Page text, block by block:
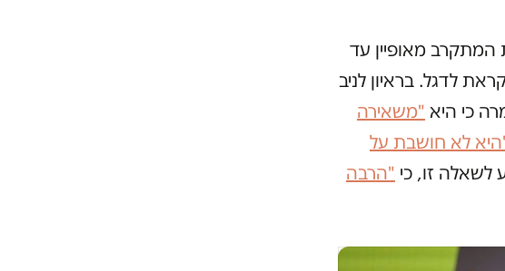
מאופיין עד
לדגל. בראיון לניב
"משאירה
לא חושבת על
לשאלה זו, כי "הרבה